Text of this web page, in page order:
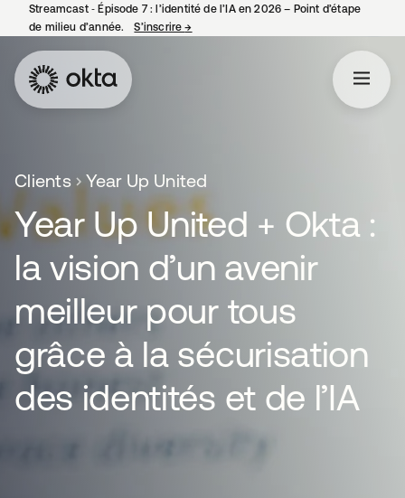
Streamcast ‑ Épisode 7 : l’identité de l’IA en 2026 – Point d’étape
de milieu d’année.
S’inscrire→
Clients Year Up United
Year Up United + Okta :
la vision d’un avenir
meilleur pour tous
grâce à la sécurisation
des identités et de l’IA